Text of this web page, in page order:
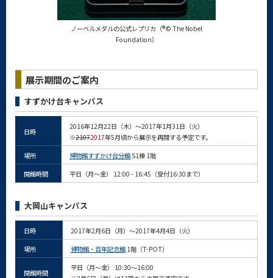
ノーベルメダルの公式レプリカ（®© The Nobel
Foundation）
展示期間のご案内
すずかけ台キャンパス
日時
2016年12月22日（木）～2017年1月31日（火）
※21072017年5月頃から展示を再開する予定です。
場所
博物館すずかけ台分館 S1棟 1階
開館時間
平日（月～金） 12:00 - 16:45（受付16:30まで）
大岡山キャンパス
日時
2017年2月6日（月）～2017年4月4日（火）
場所
博物館・百年記念館 1階（T-POT）
開館時間
平日（月～金） 10:30～16:00